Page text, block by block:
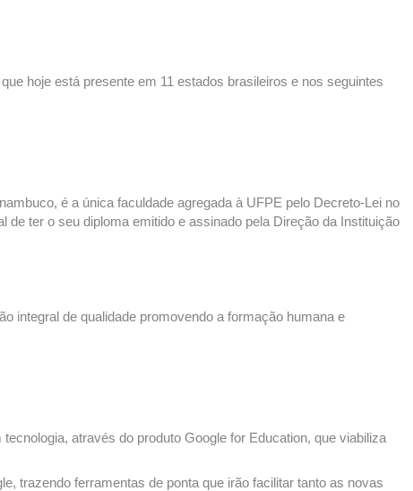
hoje está presente em 11 estados brasileiros e nos seguintes
é a única faculdade agregada à UFPE pelo Decreto-Lei no
ter o seu diploma emitido e assinado pela Direção da Instituição
integral de qualidade promovendo a formação humana e
através do produto Google for Education, que viabiliza
trazendo ferramentas de ponta que irão facilitar tanto as novas